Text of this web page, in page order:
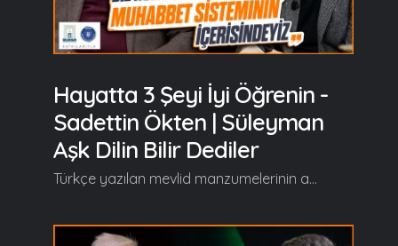
Hayatta 3 Şeyi İyi Öğrenin -
Sadettin Ökten | Süleyman
Aşk Dilin Bilir Dediler
Türkçe yazılan mevlid manzumelerinin arasında özel bir yere sahip olan, Süleyman Çelebi’nin aşkla kaleme aldığı Vesîlet’ün Necât (Mevlid-i Şerif) eserini Prof. Dr. Sadettin Ökten’le birlikte "Süleyman Aşk Dilin Bilir Dediler" programında hem okuyup hem de şerh ediyoruz… Süleyman Aşk Dilin Bilir Dediler'in yeni bölümünde başlıca şunlar konuşuldu; "Rahmeten lil'âlemindir Mustafa Hem şefîal müznibîndir Mustafa Vasfınî bû resme tertib ettiler Ol mübârek nûru terğib etdiler" Serdar Tuncer: Efendim hoş geldiniz, safalar getirdiniz. Süleyman Aşk Dilin Bilir Dediler... Ne diyor Süleyman Çelebi Hazretleri burada efendim? Sadettin Ökten: Alemlere rahmet diye gönderilmiştir Mustafa (s.a.v) yani zend günah demek, müznibîn günahkarlar yani insanlar hepsi günahkar. Öyle buyuruluyor zaten; "Siz günah işlemeseydiniz (ki bu mümkün değil) ben sizi yok eder günah işleyen bir ümmet yaratırdım" buyuruyor. Çünkü beşerin hali günah işlemek üzere kurgulanmıştır da bir çok beşer işlediği günahı bilmez, günahın farkında olmaz. Bu da böyle bir haldir yani beşerin bir gaflet halidir dolayısıyla Allah hepimizi bu gaflet halinden uyanmaklığımızı nasib-i müyesser buyursun inşallah. Ne yaptığımızı bilelim. Günahsa günah, sevapsa sevap. İşlemeyelim ama günahı bilelim "şefîal müznibîndir" yani ahiret gününde, hesap gününde şefaat edecek günahkarlara ama hangi günahkarlara? Müslüman günahkarlara, onu tanıyanlara... Tanımayanlara da eder de tanıyanlara edecek... Devamı videoda... Gelin, Beraber Yürüyelim...